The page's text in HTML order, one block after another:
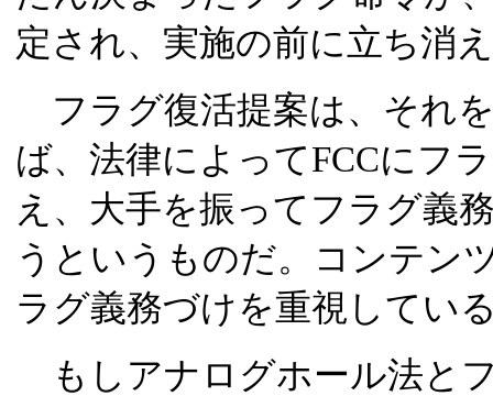
定され、実施の前に立ち消
フラグ復活提案は、それ
ば、法律によってFCCにフ
え、大手を振ってフラグ義
うというものだ。コンテン
ラグ義務づけを重視してい
もしアナログホール法と